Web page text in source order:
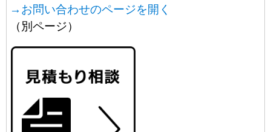
→お問い合わせのページを開く
（別ページ）